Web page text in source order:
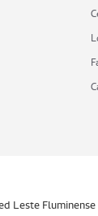
Leste Fluminense